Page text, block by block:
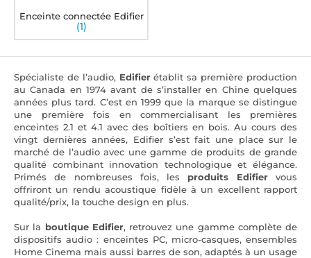
Spécialiste de l’audio, Edifierétablit sa première production
au Canada en 1974 avant de s’installer en Chine quelques
années plus tard. C’est en 1999 que la marque se distingue
une première fois en commercialisant les premières
enceintes 2.1 et 4.1 avec des boîtiers en bois. Au cours des
vingt dernières années, Edifier s’est fait une place sur le
marché de l’audio avec une gamme de produits de grande
qualité combinant innovation technologique et élégance.
Primés de nombreuses fois, les produits Edifiervous
offriront un rendu acoustique fidèle à un excellent rapport
qualité/prix, la touche design en plus.
Sur la boutique Edifier, retrouvez une gamme complète de
dispositifs audio : enceintes PC, micro-casques, ensembles
Home Cinema mais aussi barres de son, adaptés à un usage
Enceinte connectée Edifier
(1)